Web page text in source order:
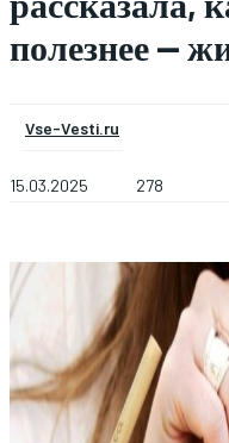
полезнее —
Vse-Vesti.ru
15.03.2025 278